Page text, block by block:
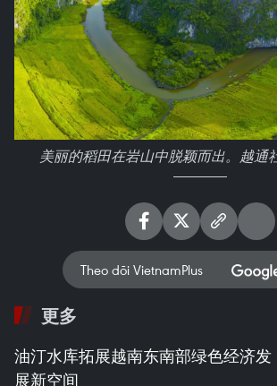
美丽的稻田在岩山中脱颖而出。越通
Theo dõi VietnamPlus
更多
油汀水库拓展越南东南部绿色经济发
展新空间